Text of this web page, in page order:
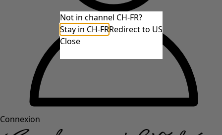
Connexion
Not in channel CH-FR?
Stay in CH-FRRedirect to US
Close